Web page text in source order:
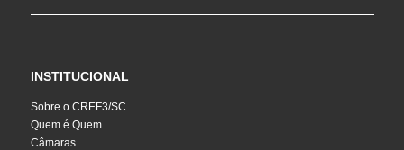
INSTITUCIONAL
Sobre o CREF3/SC
Quem é Quem
Câmaras